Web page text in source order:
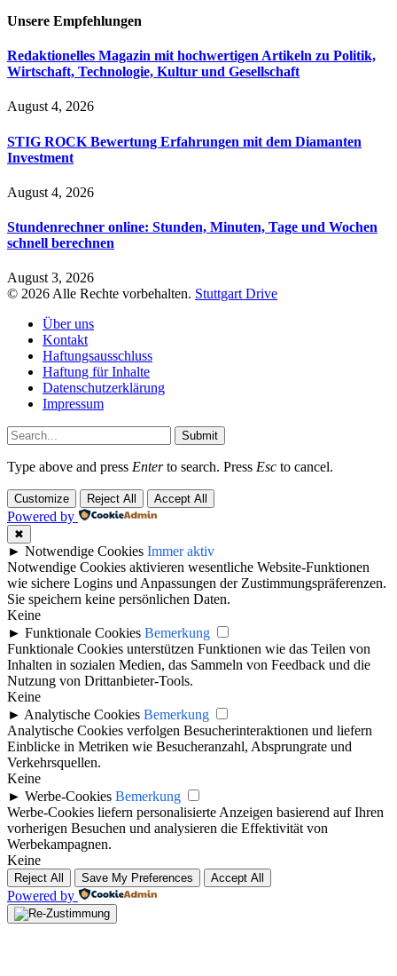
Unsere Empfehlungen
Redaktionelles Magazin mit hochwertigen Artikeln zu Politik,
Wirtschaft, Technologie, Kultur und Gesellschaft
August 4, 2026
STIG ROCK Bewertung Erfahrungen mit dem Diamanten
Investment
August 4, 2026
Stundenrechner online: Stunden, Minuten, Tage und Wochen
schnell berechnen
August 3, 2026
© 2026 Alle Rechte vorbehalten. Stuttgart Drive
Über uns
Kontakt
Haftungsausschluss
Haftung für Inhalte
Datenschutzerklärung
Impressum
Submit
Type above and press Enterto search. Press Esc to cancel.
Customize Reject All Accept All
Powered by
✖
► Notwendige Cookies Immer aktiv
Notwendige Cookies aktivieren wesentliche Website-Funktionen
wie sichere Logins und Anpassungen der Zustimmungspräferenzen.
Sie speichern keine persönlichen Daten.
Keine
► Funktionale Cookies Bemerkung
Funktionale Cookies unterstützen Funktionen wie das Teilen von
Inhalten in sozialen Medien, das Sammeln von Feedback und die
Nutzung von Drittanbieter-Tools.
Keine
► Analytische Cookies Bemerkung
Analytische Cookies verfolgen Besucherinteraktionen und liefern
Einblicke in Metriken wie Besucheranzahl, Absprungrate und
Verkehrsquellen.
Keine
► Werbe-Cookies Bemerkung
Werbe-Cookies liefern personalisierte Anzeigen basierend auf Ihren
vorherigen Besuchen und analysieren die Effektivität von
Werbekampagnen.
Keine
Reject All Save My Preferences Accept All
Powered by